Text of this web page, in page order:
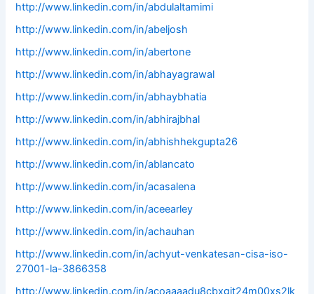
http://www.linkedin.com/in/abdulaltamimi
http://www.linkedin.com/in/abeljosh
http://www.linkedin.com/in/abertone
http://www.linkedin.com/in/abhayagrawal
http://www.linkedin.com/in/abhaybhatia
http://www.linkedin.com/in/abhirajbhal
http://www.linkedin.com/in/abhishhekgupta26
http://www.linkedin.com/in/ablancato
http://www.linkedin.com/in/acasalena
http://www.linkedin.com/in/aceearley
http://www.linkedin.com/in/achauhan
http://www.linkedin.com/in/achyut-venkatesan-cisa-iso-
27001-la-3866358
http://www.linkedin.com/in/acoaaaadu8cbxgit24m00xs2lk